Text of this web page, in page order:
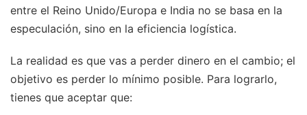
entre el Reino Unido/Europa e India no se basa en la
especulación, sino en la eficiencia logística.
La realidad es que vas a perder dinero en el cambio; el
objetivo es perder lo mínimo posible. Para lograrlo,
tienes que aceptar que: